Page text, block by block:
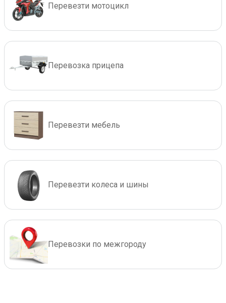
Перевезти мотоцикл
Перевозка прицепа
Перевезти мебель
Перевезти колеса и шины
Перевозки по межгороду